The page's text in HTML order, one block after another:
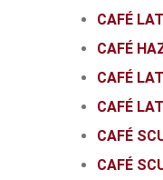
CAFÉ
CAFÉ
CAFÉ
CAFÉ
CAFÉ
CAFÉ